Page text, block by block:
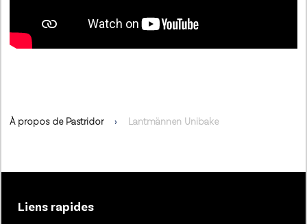
À propos de Pastridor Lantmännen Unibake
Liens rapides